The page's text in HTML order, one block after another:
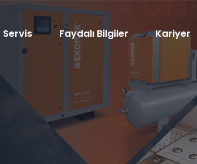
Servis Faydalı Bilgiler Kariyer